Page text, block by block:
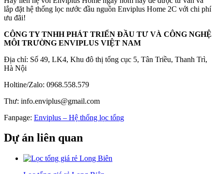
lắp đặt hệ thống lọc nước đầu nguồn Enviplus Home 2C với chi phí
ưu đãi!
CÔNG TY TNHH PHÁT TRIỂN ĐẦU TƯ VÀ CÔNG NGHỆ
MÔI TRƯỜNG ENVIPLUS VIỆT NAM
Địa chỉ: Số 49, LK4, Khu đô thị tổng cục 5, Tân Triều, Thanh Trì,
Hà Nội
Holtine/Zalo: 0968.558.579
Thư: info.enviplus@gmail.com
Fanpage: Enviplus – Hệ thống lọc tổng
Dự án liên quan